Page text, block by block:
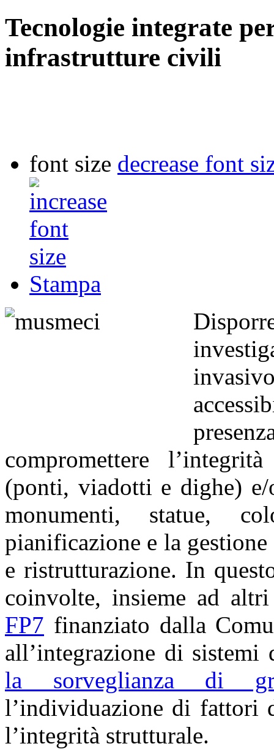
Tecnologie integrate
infrastrutture civili
font size decrease font
Stampa
compromettere
(ponti, viadotti e dighe)
monumenti, statue,
pianificazione e la
e ristrutturazione. In
coinvolte, insieme ad
FP7 finanziato dalla
all’integrazione di
la sorveglianza di
l’individuazione di fattori
l’integrità strutturale.